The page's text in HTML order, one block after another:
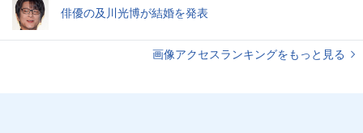
俳優の及川光博が結婚を発表
画像アクセスランキングをもっと見る